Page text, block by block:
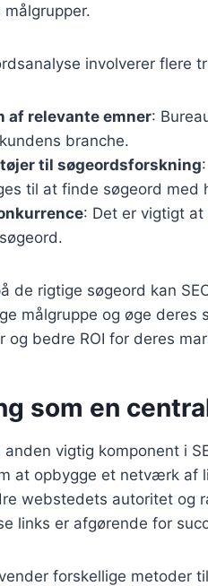
involverer flere
af relevante emner:
branche.
til søgeordsforskning
til at finde søgeord med
: Det er vigtigt
de rigtige søgeord kan
målgruppe og øge deres
og bedre ROI for deres
som en
vigtig komponent i
at opbygge et netværk af
webstedets autoritet og
links er afgørende for
forskellige metoder